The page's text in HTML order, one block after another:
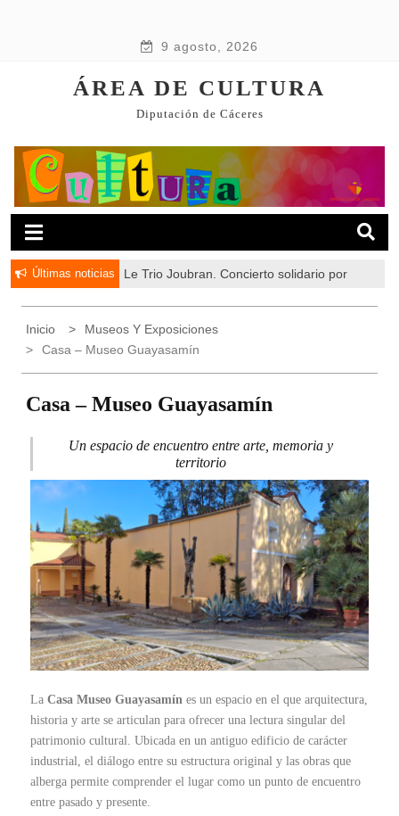
9 agosto, 2026
ÁREA DE CULTURA
Diputación de Cáceres
Últimas noticias
Le Trio Joubran. Concierto solidario por
Inicio
Museos Y Exposiciones
Casa – Museo Guayasamín
Casa – Museo Guayasamín
Un espacio de encuentro entre arte, memoria y
territorio
La Casa Museo Guayasamín es un espacio en el que arquitectura,
historia y arte se articulan para ofrecer una lectura singular del
patrimonio cultural. Ubicada en un antiguo edificio de carácter
industrial, el diálogo entre su estructura original y las obras que
alberga permite comprender el lugar como un punto de encuentro
entre pasado y presente.